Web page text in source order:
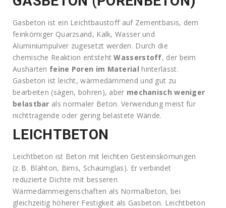
Gasbeton ist ein Leichtbaustoff auf Zementbasis, dem
feinkörniger Quarzsand, Kalk, Wasser und
Aluminiumpulver zugesetzt werden. Durch die
chemische Reaktion entstehtWasserstoff, der beim
Aushärten feine Poren im Material hinterlässt.
Gasbeton ist leicht, wärmedämmend und gut zu
bearbeiten (sägen, bohren), aber mechanisch weniger
belastbar als normaler Beton. Verwendung meist für
nichttragende oder gering belastete Wände.
LEICHTBETON
Leichtbeton ist Beton mit leichten Gesteinskörnungen
(z. B. Blähton, Bims, Schaumglas). Er verbindet
reduzierte Dichte mit besseren
Wärmedämmeigenschaften als Normalbeton, bei
gleichzeitig höherer Festigkeit als Gasbeton. Leichtbeton